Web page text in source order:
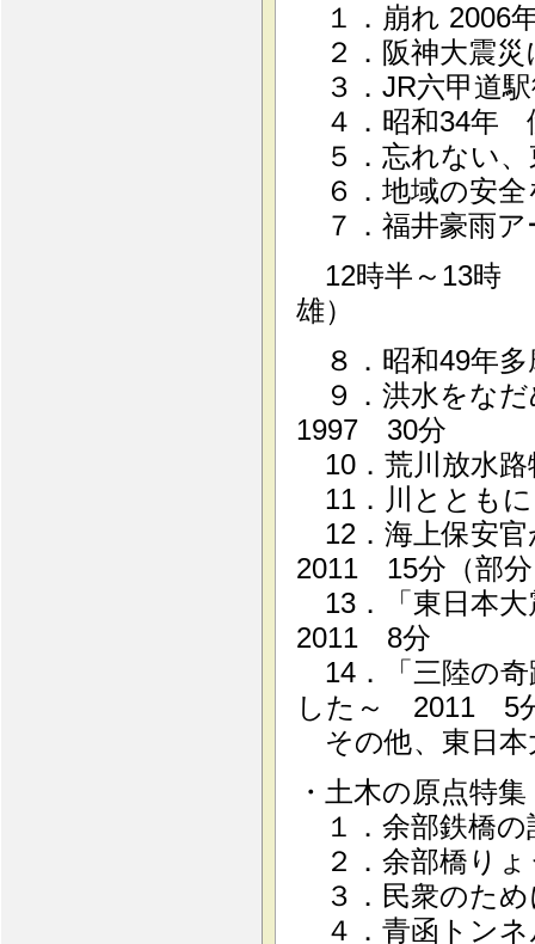
１．崩れ 2006
２．阪神大震災
３．JR六甲道
４．昭和34年
５．忘れない、
６．地域の安全
７．福井豪雨
12時半～13時
雄）
８．昭和49年多
９．洪水をな
1997 30分
10．荒川放水路
11．川ととも
12．海上保安
2011 15分（部分
13．「東日本
2011 8分
14．「三陸の奇
した～ 2011 5
その他、東日本
・土木の原点特
１．余部鉄橋
２．余部橋り
３．民衆のた
４．青函トン